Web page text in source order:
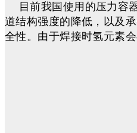
目前我国使用的压力容
道结构强度的降低，以及
全性。由于焊接时氢元素